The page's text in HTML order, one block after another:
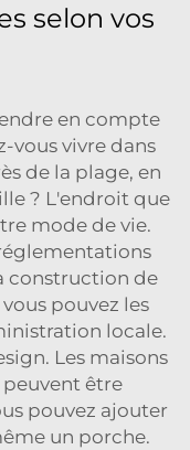
selon vos
en compte
vous vivre dans
de la plage, en
? L'endroit que
mode de vie.
construction de
pouvez les
locale.
Les maisons
être
pouvez ajouter
un porche.